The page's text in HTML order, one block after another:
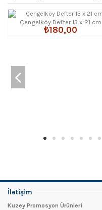
Çengelköy Defter 13 x 21 cm
₺180,00
İletişim
Kuzey Promosyon Ürünleri